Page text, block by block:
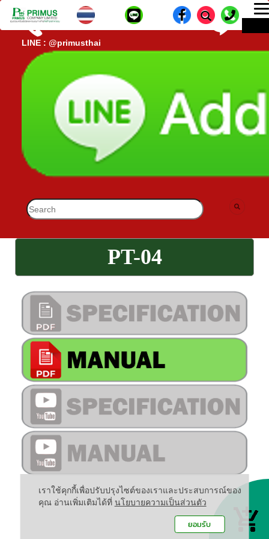
CALL CENTER : 02-693-7005 (40 คู่สาย)
lD-
LINE : @primusthai
PT-04
เราใช้คุกกี้เพื่อปรับปรุงไซต์ของเราและประสบการณ์ของ
คุณ อ่านเพิ่มเติมได้ที่ นโยบายความเป็นส่วนตัว
ยอมรับ